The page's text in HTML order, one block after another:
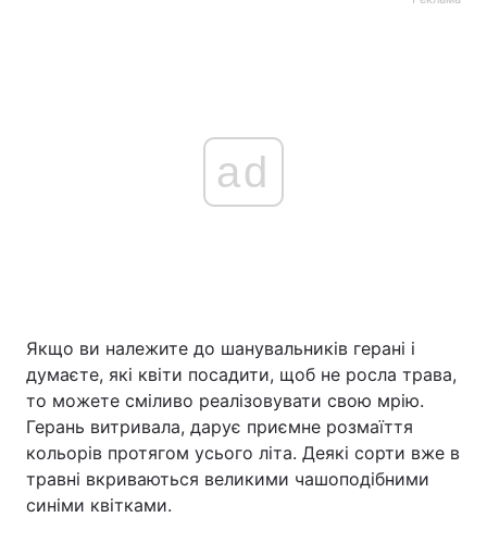
ad
Якщо ви належите до шанувальників герані і
думаєте, які квіти посадити, щоб не росла трава,
то можете сміливо реалізовувати свою мрію.
Герань витривала, дарує приємне розмаїття
кольорів протягом усього літа. Деякі сорти вже в
травні вкриваються великими чашоподібними
синіми квітками.